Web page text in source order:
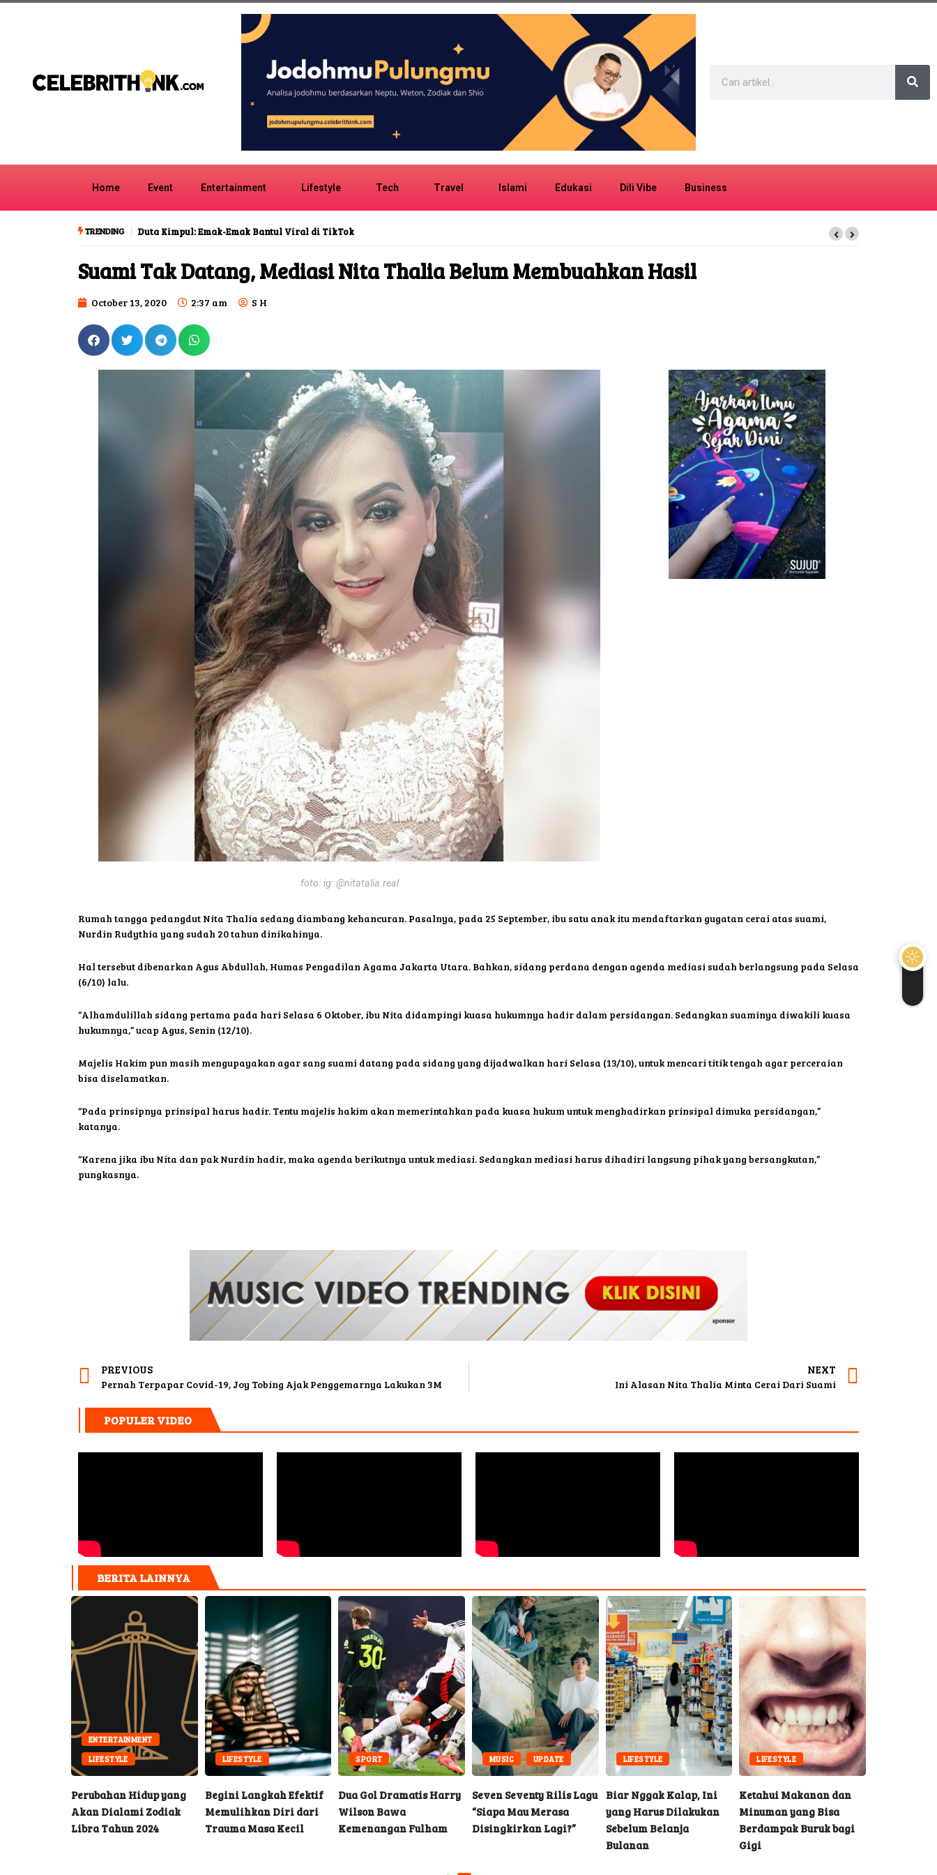
Home Event Entertainment Lifestyle Tech Travel Islami Edukasi Dili Vibe Business
TRENDING Duta Kimpul: Emak-Emak Bantul Viral di TikTok
Suami Tak Datang, Mediasi Nita Thalia Belum Membuahkan Hasil
October 13, 2020 2:37 am S H
foto: ig: @nitatalia.real
Rumah tangga pedangdut Nita Thalia sedang diambang kehancuran. Pasalnya, pada 25 September, ibu satu anak itu mendaftarkan gugatan cerai atas suami,
Nurdin Rudythia yang sudah 20 tahun dinikahinya.
Hal tersebut dibenarkan Agus Abdullah, Humas Pengadilan Agama Jakarta Utara. Bahkan, sidang perdana dengan agenda mediasi sudah berlangsung pada Selasa
(6/10) lalu.
“Alhamdulillah sidang pertama pada hari Selasa 6 Oktober, ibu Nita didampingi kuasa hukumnya hadir dalam persidangan. Sedangkan suaminya diwakili kuasa
hukumnya,” ucap Agus, Senin (12/10).
Majelis Hakim pun masih mengupayakan agar sang suami datang pada sidang yang dijadwalkan hari Selasa (13/10), untuk mencari titik tengah agar perceraian
bisa diselamatkan.
“Pada prinsipnya prinsipal harus hadir. Tentu majelis hakim akan memerintahkan pada kuasa hukum untuk menghadirkan prinsipal dimuka persidangan,”
katanya.
“Karena jika ibu Nita dan pak Nurdin hadir, maka agenda berikutnya untuk mediasi. Sedangkan mediasi harus dihadiri langsung pihak yang bersangkutan,”
pungkasnya.
PREVIOUS
Pernah Terpapar Covid-19, Joy Tobing Ajak Penggemarnya Lakukan 3M
NEXT
Ini Alasan Nita Thalia Minta Cerai Dari Suami
POPULER VIDEO
BERITA LAINNYA
ENTERTAINMENT
LIFESTYLE
Perubahan Hidup yang
Akan Dialami Zodiak
Libra Tahun 2024
LIFESTYLE
Begini Langkah Efektif
Memulihkan Diri dari
Trauma Masa Kecil
SPORT
Dua Gol Dramatis Harry
Wilson Bawa
Kemenangan Fulham
MUSIC UPDATE
Seven Seventy Rilis Lagu
“Siapa Mau Merasa
Disingkirkan Lagi?”
LIFESTYLE
Biar Nggak Kalap, Ini
yang Harus Dilakukan
Sebelum Belanja
Bulanan
LIFESTYLE
Ketahui Makanan dan
Minuman yang Bisa
Berdampak Buruk bagi
Gigi